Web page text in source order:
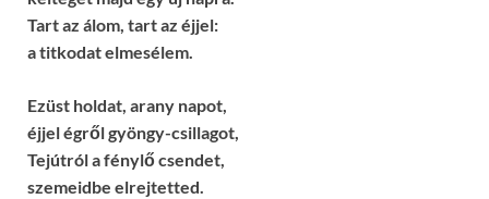
Tart az álom, tart az éjjel:
a titkodat elmesélem.
Ezüst holdat, arany napot,
éjjel égről gyöngy-csillagot,
Tejútról a fénylő csendet,
szemeidbe elrejtetted.